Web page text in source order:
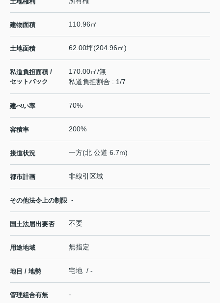
建物面積 110.96㎡
土地面積 62.00坪(204.96㎡)
私道負担面積 /
セットバック
170.00㎡/無
私道負担割合 : 1/7
建ぺい率 70%
容積率 200%
接道状況 一方(北 公道 6.7m)
都市計画 非線引区域
その他法令上の制限 -
国土法届出要否 不要
用途地域 無指定
地目 / 地勢 宅地 / -
管理組合有無 -